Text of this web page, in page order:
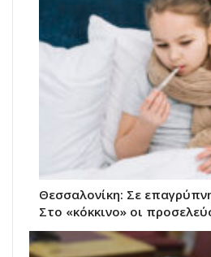
Θεσσαλονίκη: Σε
Στο «κόκκινο» οι